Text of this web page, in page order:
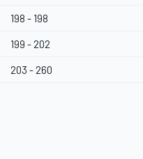
198 - 198
199 - 202
203 - 260